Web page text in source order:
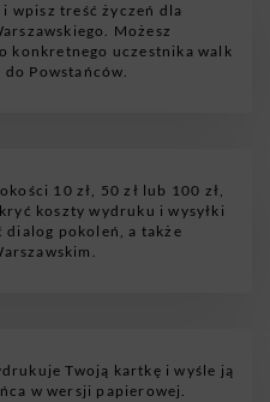
wpisz treść życzeń dla
Możesz
konkretnego uczestnika walk
Powstańców.
10 zł, 50 zł lub 100 zł,
koszty wydruku i wysyłki
pokoleń, a także
Twoją kartkę i wyśle ją
w wersji papierowej.